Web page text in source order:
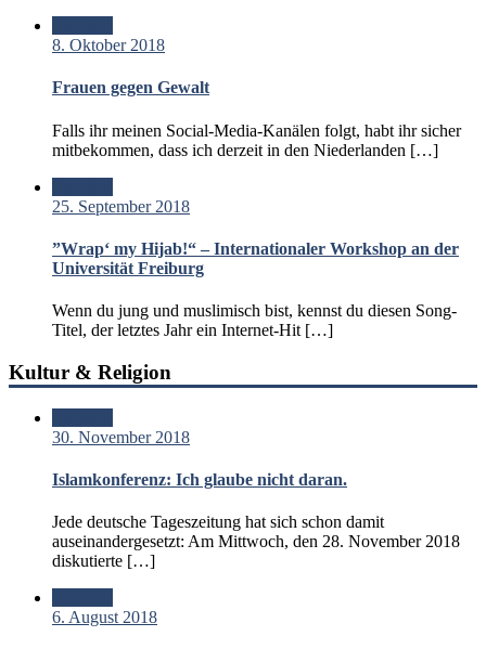
8. Oktober 2018
Frauen gegen Gewalt
Falls ihr meinen Social-Media-Kanälen folgt, habt ihr sicher
mitbekommen, dass ich derzeit in den Niederlanden […]
25. September 2018
”Wrap‘ my Hijab!“ – Internationaler Workshop an der
Universität Freiburg
Wenn du jung und muslimisch bist, kennst du diesen Song-
Titel, der letztes Jahr ein Internet-Hit […]
Kultur & Religion
30. November 2018
Islamkonferenz: Ich glaube nicht daran.
Jede deutsche Tageszeitung hat sich schon damit
auseinandergesetzt: Am Mittwoch, den 28. November 2018
diskutierte […]
6. August 2018